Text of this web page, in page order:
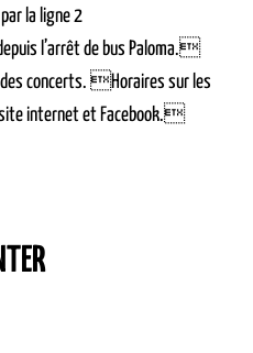
la ligne 2
l’arrêt de bus Paloma.
concerts. Horaires sur les
internet et Facebook.